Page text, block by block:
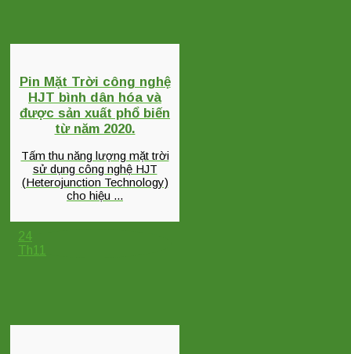
Pin Mặt Trời công nghệ
HJT bình dân hóa và
được sản xuất phổ biến
từ năm 2020.
Tấm thu năng lượng mặt trời
sử dụng công nghệ HJT
(Heterojunction Technology)
cho hiệu ...
24
Th11